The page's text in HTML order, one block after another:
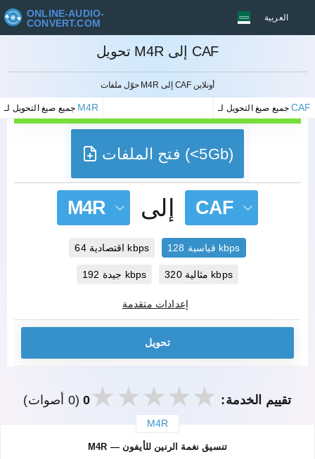
ONLINE-AUDIO-
CONVERT.COM
العربية
تحويل M4R إلى CAF
حوّل ملفات M4R إلى CAF أونلاين
M4R جميع صيغ التحويل لـCAF
إلغاء
فتح الملفات (<5Gb)
M4R إلى CAF
اقتصادية 64 kbps قياسية 128 kbps
جيدة 192 kbps مثالية 320 kbps
إعدادات متقدمة
تحويل
تقييم الخدمة: 0(0 أصوات)
M4R
M4R — تنسيق نغمة الرنين للأيفون